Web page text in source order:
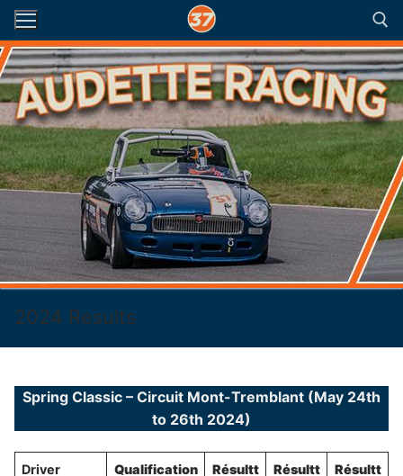
Skip
content
Search for:
2024 Results
Spring Classic – Circuit Mont-Tremblant (May 24th
to 26th 2024)
Driver
Qualification
Résultt
Résultt
Résultt